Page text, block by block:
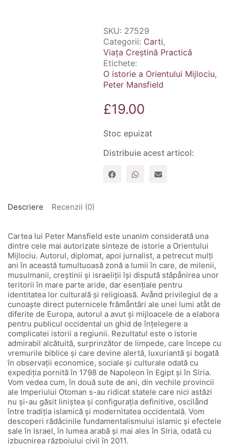
SKU: 27529
Categorii: Carti,
Viața Creștină Practică
Etichete:
O istorie a Orientului Mijlociu,
Peter Mansfield
£19.00
Stoc epuizat
Distribuie acest articol:
Descriere Recenzii (0)
Cartea lui Peter Mansfield este unanim considerată una
dintre cele mai autorizate sinteze de istorie a Orientului
Mijlociu. Autorul, diplomat, apoi jurnalist, a petrecut mulţi
ani în această tumultuoasă zonă a lumii în care, de milenii,
musulmanii, creştinii şi israeliţii îşi dispută stăpånirea unor
teritorii în mare parte aride, dar esenţiale pentru
identitatea lor culturală şi religioasă. Avånd privilegiul de a
cunoaşte direct puternicele frămåntări ale unei lumi atåt de
diferite de Europa, autorul a avut şi mijloacele de a elabora
pentru publicul occidental un ghid de înţelegere a
complicatei istorii a regiunii. Rezultatul este o istorie
admirabil alcătuită, surprinzător de limpede, care începe cu
vremurile biblice şi care devine alertă, luxuriantă şi bogată
în observaţii economice, sociale şi culturale odată cu
expediţia pornită în 1798 de Napoleon în Egipt şi în Siria.
Vom vedea cum, în două sute de ani, din vechile provincii
ale Imperiului Otoman s-au ridicat statele care nici astăzi
nu şi-au găsit liniştea şi configuraţia definitive, oscilånd
între tradiţia islamică şi modernitatea occidentală. Vom
descoperi rădăcinile fundamentalismului islamic şi efectele
sale în Israel, în lumea arabă şi mai ales în Siria, odată cu
izbucnirea războiului civil în 2011.